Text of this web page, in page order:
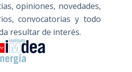
opiniones, novedades,
convocatorias y todo
resultar de interés.